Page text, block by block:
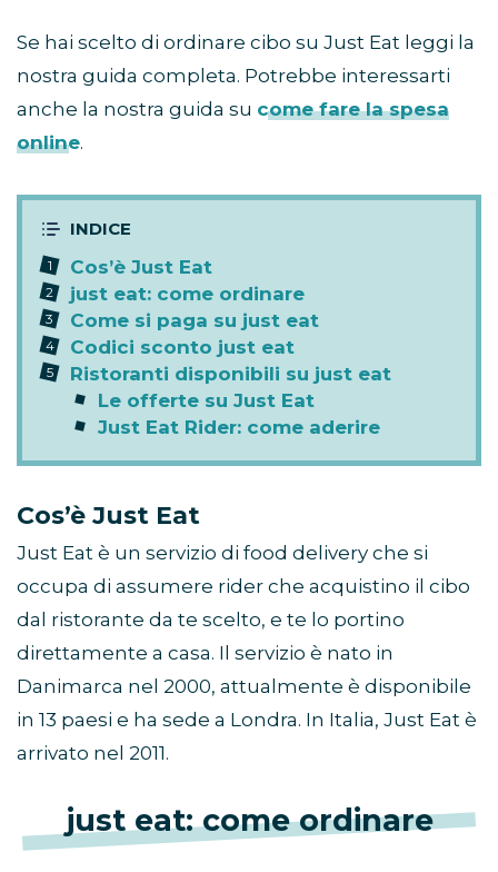
Se hai scelto di ordinare cibo su Just Eat leggi la
nostra guida completa. Potrebbe interessarti
anche la nostra guida su come fare la spesa
online.
Cos’è Just Eat
just eat: come ordinare
Come si paga su just eat
Codici sconto just eat
Ristoranti disponibili su just eat
Le offerte su Just Eat
Just Eat Rider: come aderire
Cos’è Just Eat
Just Eat è un servizio di food delivery che si
occupa di assumere rider che acquistino il cibo
dal ristorante da te scelto, e te lo portino
direttamente a casa. Il servizio è nato in
Danimarca nel 2000, attualmente è disponibile
in 13 paesi e ha sede a Londra. In Italia, Just Eat è
arrivato nel 2011.
just eat: come ordinare